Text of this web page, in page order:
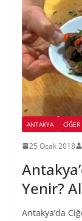
ANTAKYA CIĞER
25 Ocak 2018
Yenir?
Antakya’da